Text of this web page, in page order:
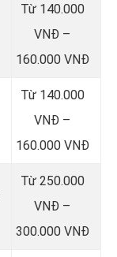
Từ 140.000
VNĐ –
160.000 VNĐ
Từ 140.000
VNĐ –
160.000 VNĐ
Từ 250.000
VNĐ –
300.000 VNĐ